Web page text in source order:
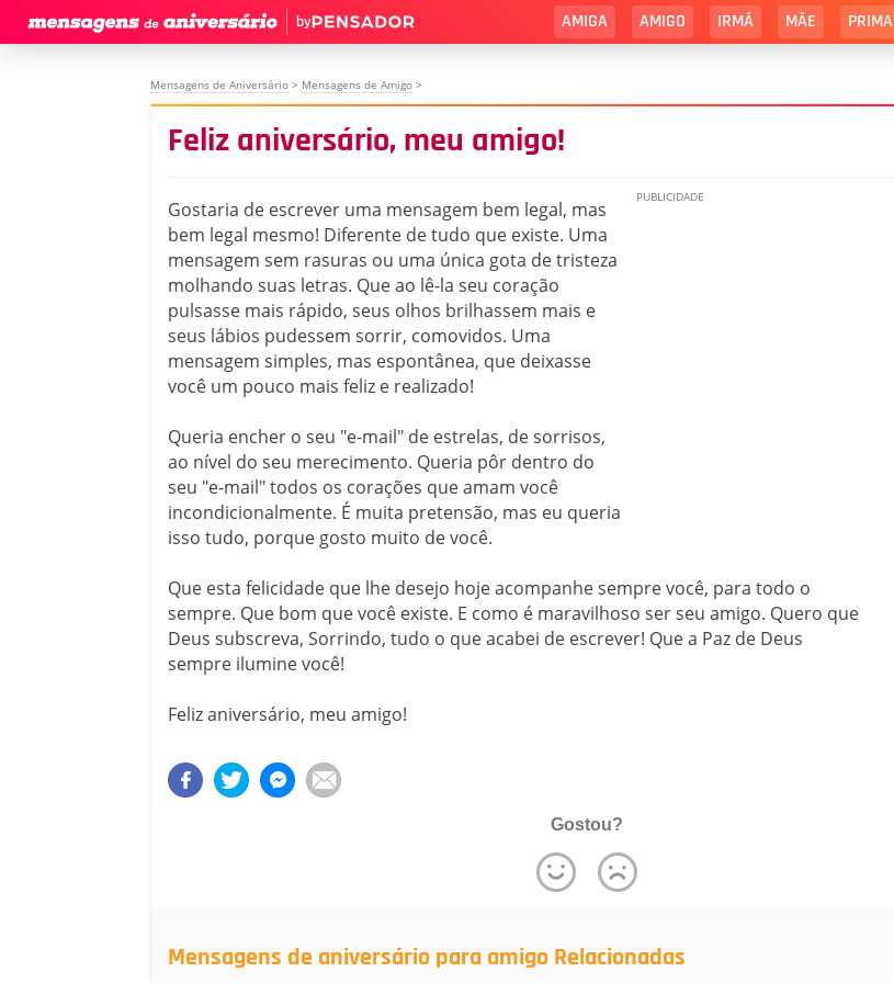
by AMIGA AMIGO IRMÃ MÃE PRIMA
Mensagens de Aniversário > Mensagens de Amigo >
Feliz aniversário, meu amigo!
Gostaria de escrever uma mensagem bem legal, mas
bem legal mesmo! Diferente de tudo que existe. Uma
mensagem sem rasuras ou uma única gota de tristeza
molhando suas letras. Que ao lê-la seu coração
pulsasse mais rápido, seus olhos brilhassem mais e
seus lábios pudessem sorrir, comovidos. Uma
mensagem simples, mas espontânea, que deixasse
você um pouco mais feliz e realizado!
Queria encher o seu "e-mail" de estrelas, de sorrisos,
ao nível do seu merecimento. Queria pôr dentro do
seu "e-mail" todos os corações que amam você
incondicionalmente. É muita pretensão, mas eu queria
isso tudo, porque gosto muito de você.
Que esta felicidade que lhe desejo hoje acompanhe sempre você, para todo o
sempre. Que bom que você existe. E como é maravilhoso ser seu amigo. Quero que
Deus subscreva, Sorrindo, tudo o que acabei de escrever! Que a Paz de Deus
sempre ilumine você!
Feliz aniversário, meu amigo!
Gostou?
Mensagens de aniversário para amigo Relacionadas